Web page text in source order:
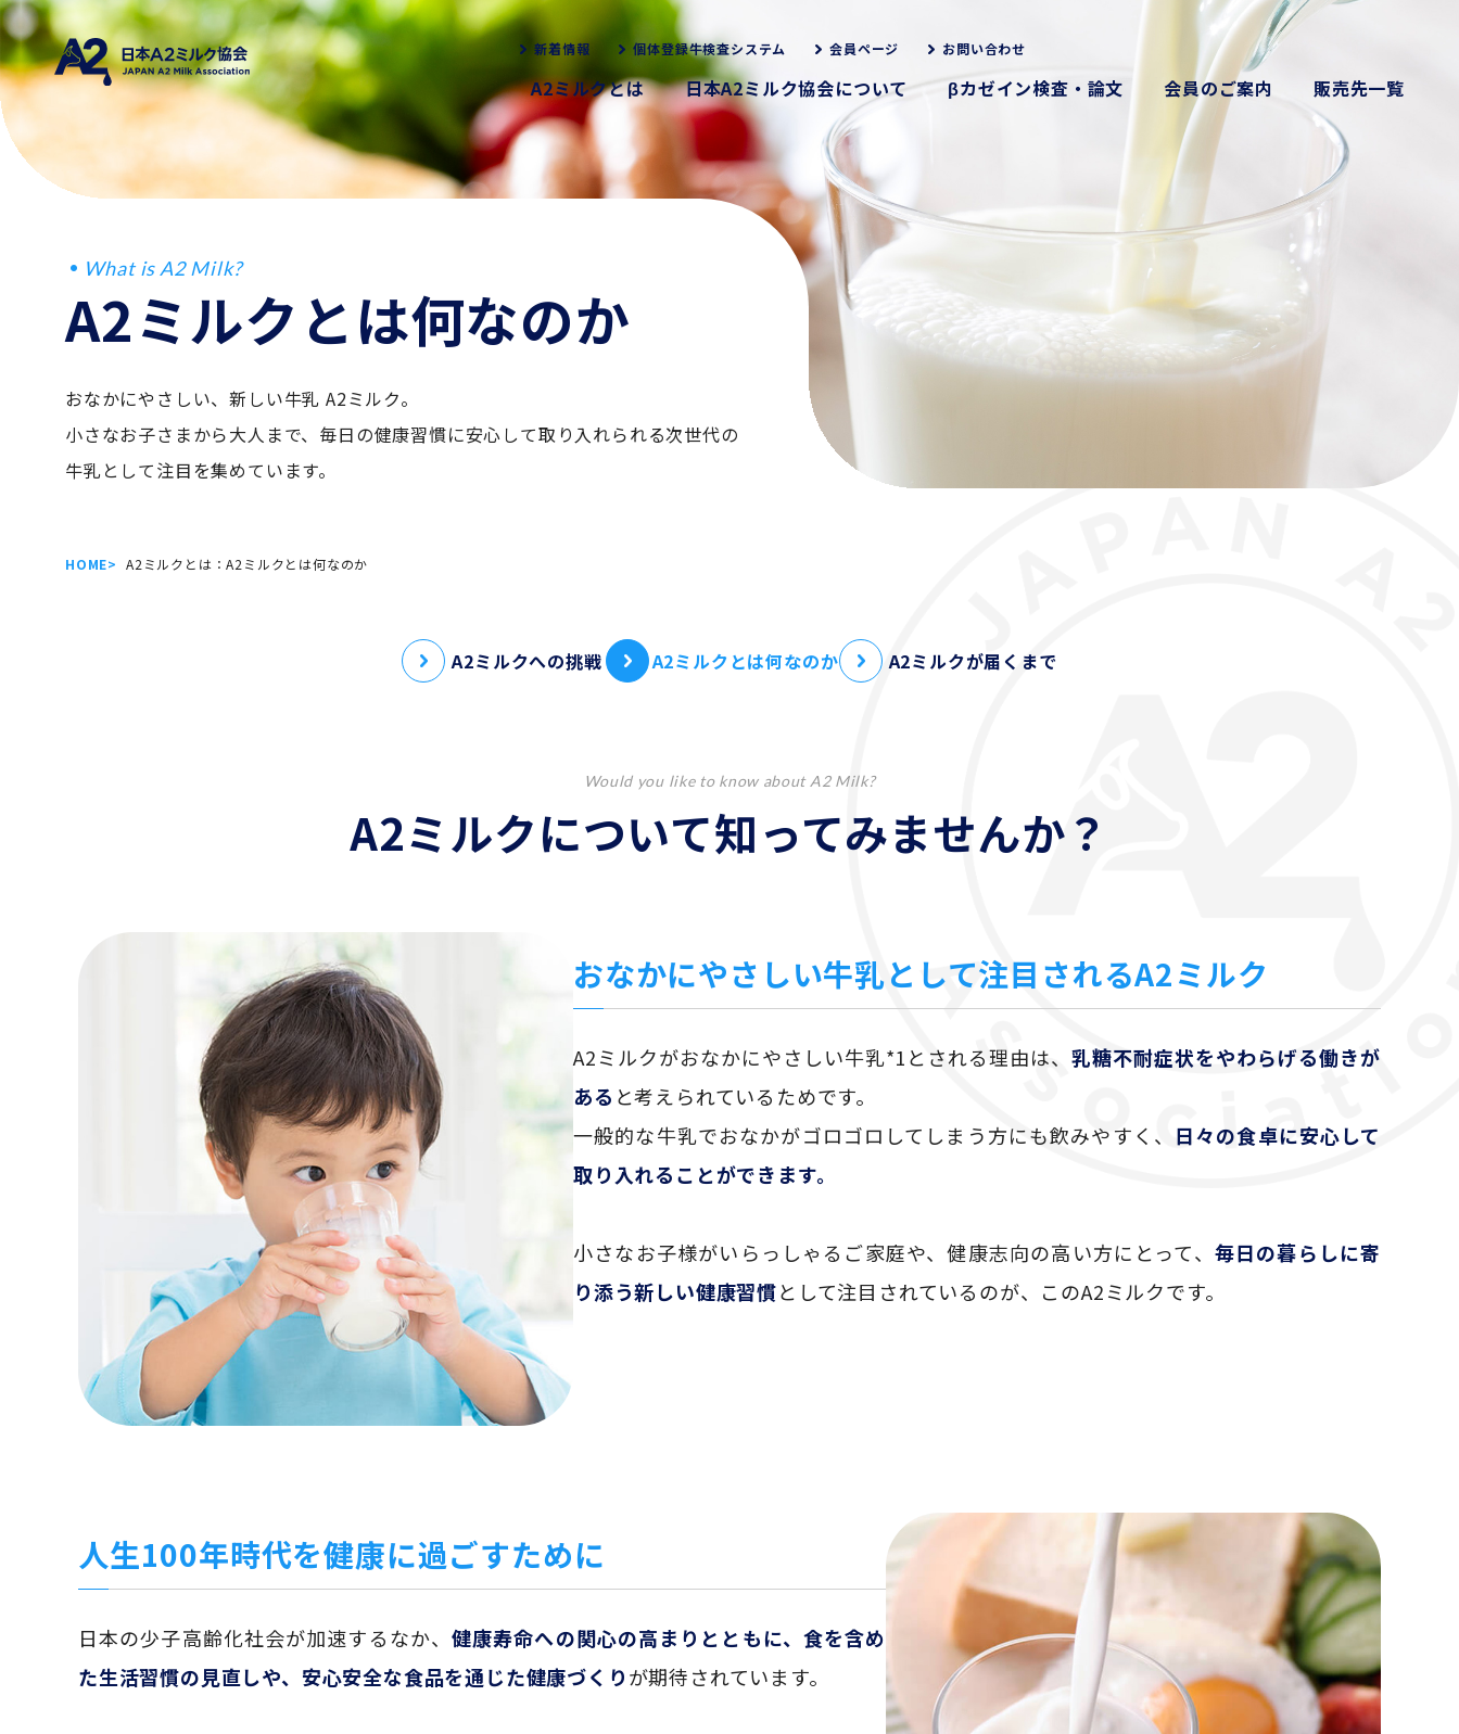
新着情報 個体登録牛検査システム 会員ページ お問い合わせ
A2ミルクとは 日本A2ミルク協会について βカゼイン検査・論文 会員のご案内 販売先一覧
What is A2 Milk?
A2ミルクとは何なのか
おなかにやさしい、新しい牛乳 A2ミルク。
小さなお子さまから大人まで、毎日の健康習慣に安心して取り入れられる次世代の
牛乳として注目を集めています。
HOME A2ミルクとは：A2ミルクとは何なのか
A2ミルクへの挑戦 A2ミルクとは何なのか A2ミルクが届くまで
Would you like to know about A2 Milk?
A2ミルクについて知ってみませんか？
おなかにやさしい牛乳として注目されるA2ミルク
A2ミルクがおなかにやさしい牛乳*1とされる理由は、乳糖不耐症状をやわらげる働きが
ある と考えられているためです。
一般的な牛乳でおなかがゴロゴロしてしまう方にも飲みやすく、 日々の食卓に安心して
取り入れることができます。
小さなお子様がいらっしゃるご家庭や、健康志向の高い方にとって、 毎日の暮らしに寄
り添う新しい健康習慣として注目されているのが、このA2ミルクです。
人生100年時代を健康に過ごすために
日本の少子高齢化社会が加速するなか、 健康寿命への関心の高まりとともに、食を含め
た生活習慣の見直しや、安心安全な食品を通じた健康づくりが期待されています。